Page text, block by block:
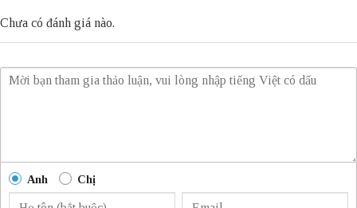
Chưa có đánh giá nào.
Anh Chị